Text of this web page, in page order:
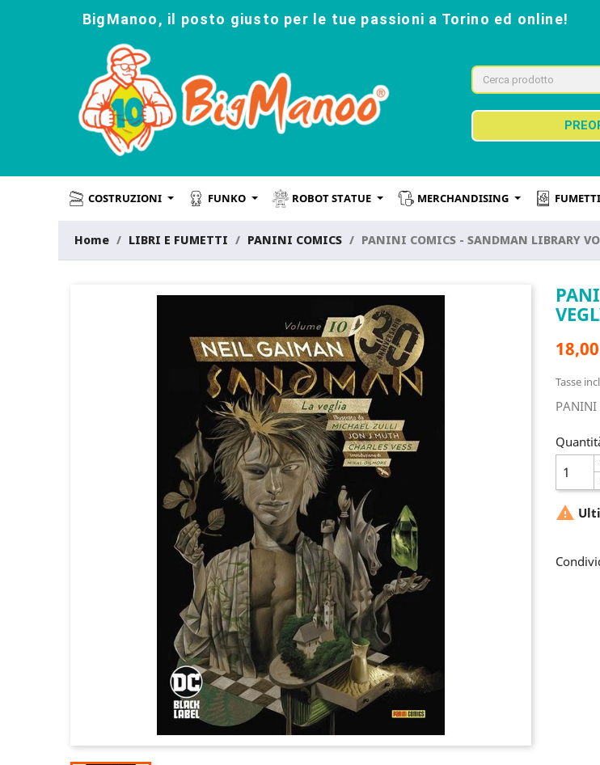
BigManoo, il posto giusto per le tue passioni a Torino ed online!
COSTRUZIONI FUNKO ROBOT STATUE MERCHANDISING FUMETTI
Home LIBRI E FUMETTI PANINI COMICS PANINI COMICS - SANDMAN LIBRARY
Tasse
PANINI
